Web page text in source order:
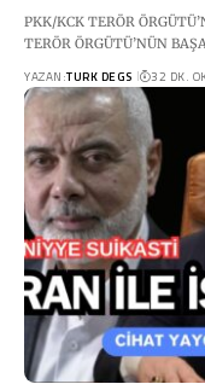
PKK/KCK TERÖR
TERÖR ÖRGÜTÜ’NÜN
YAZAN:TURK DEGS 32 DK.